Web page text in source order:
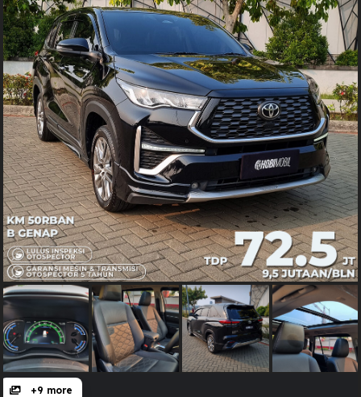
+9 more